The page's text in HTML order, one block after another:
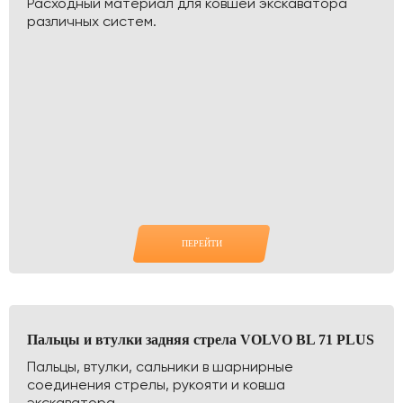
Расходный материал для ковшей экскаватора
различных систем.
ПЕРЕЙТИ
Пальцы и втулки задняя стрела VOLVO BL 71 PLUS
Пальцы, втулки, сальники в шарнирные
соединения стрелы, рукояти и ковша